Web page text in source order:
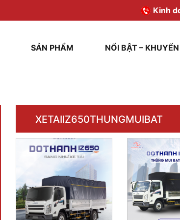
Kinh
SẢN PHẨM NỔI BẬT –
XETAIIZ650THUNGMUIBAT